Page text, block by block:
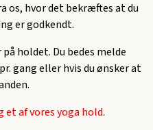
os, hvor det bekræftes at du
er godkendt.
holdet. Du bedes melde
gang eller hvis du ønsker at
af vores yoga hold.